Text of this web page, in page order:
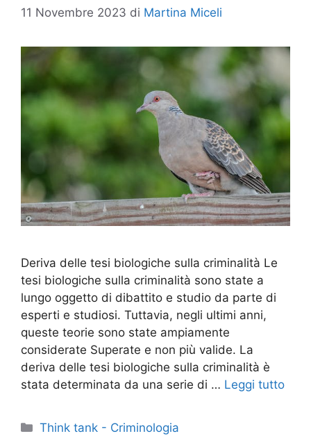
11 Novembre 2023 di Martina Miceli
Deriva delle tesi biologiche sulla criminalità Le
tesi biologiche sulla criminalità sono state a
lungo oggetto di dibattito e studio da parte di
esperti e studiosi. Tuttavia, negli ultimi anni,
queste teorie sono state ampiamente
considerate Superate e non più valide. La
deriva delle tesi biologiche sulla criminalità è
stata determinata da una serie di … Leggi tutto
Categorie
Think tank - Criminologia